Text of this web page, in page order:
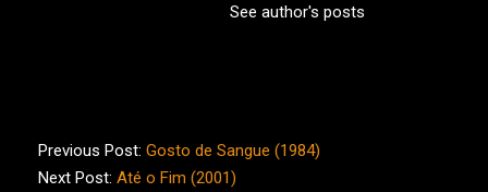
See author's posts
06-
21
Previous Post: Gosto de Sangue (1984)
Next Post: Até o Fim (2001)